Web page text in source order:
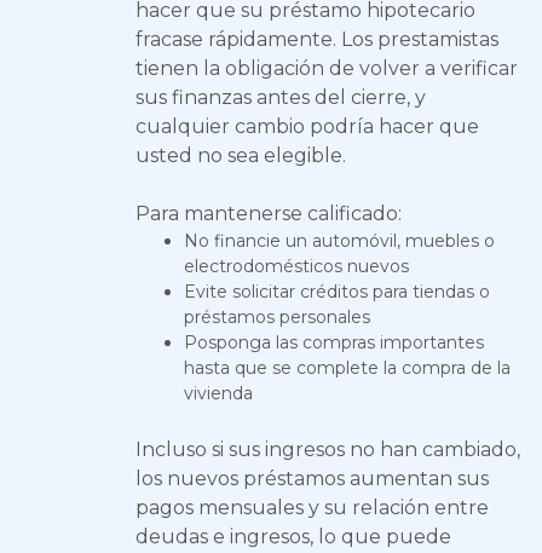
hacer que su préstamo hipotecario
fracase rápidamente. Los prestamistas
tienen la obligación de volver a verificar
sus finanzas antes del cierre, y
cualquier cambio podría hacer que
usted no sea elegible.
Para mantenerse calificado:
No financie un automóvil, muebles o
electrodomésticos nuevos
Evite solicitar créditos para tiendas o
préstamos personales
Posponga las compras importantes
hasta que se complete la compra de la
vivienda
Incluso si sus ingresos no han cambiado,
los nuevos préstamos aumentan sus
pagos mensuales y su relación entre
deudas e ingresos, lo que puede